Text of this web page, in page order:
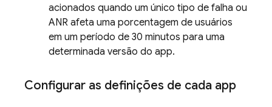
acionados quando um único tipo de falha ou
ANR afeta uma porcentagem de usuários
em um período de 30 minutos para uma
determinada versão do app.
Configurar as definições de cada app